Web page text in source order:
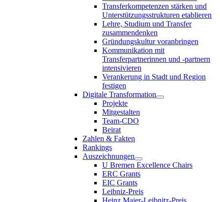
Transferkompetenzen stärken und
Unterstützungsstrukturen etablieren
Lehre, Studium und Transfer
zusammendenken
Gründungskultur voranbringen
Kommunikation mit
Transferpartnerinnen und -partnern
intensivieren
Verankerung in Stadt und Region
festigen
Digitale Transformation
Projekte
Mitgestalten
Team-CDO
Beirat
Zahlen & Fakten
Rankings
Auszeichnungen
U Bremen Excellence Chairs
ERC Grants
EIC Grants
Leibniz-Preis
Heinz Maier-Leibnitz-Preis